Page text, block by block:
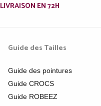
LIVRAISON EN 72H
Guide des Tailles
Guide des pointures
Guide CROCS
Guide ROBEEZ